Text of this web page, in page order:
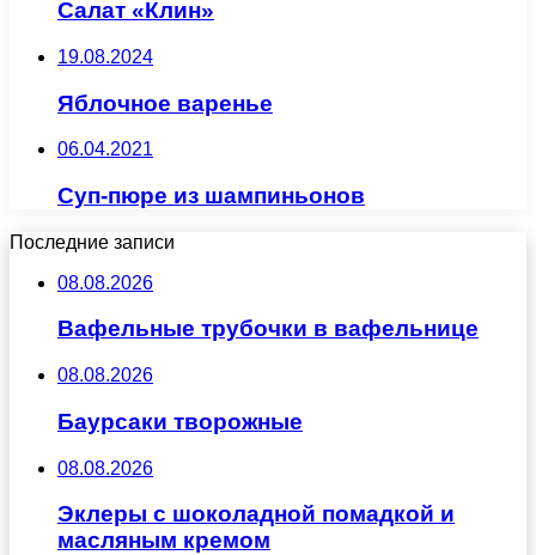
Салат «Клин»
19.08.2024
Яблочное варенье
06.04.2021
Суп-пюре из шампиньонов
Последние записи
08.08.2026
Вафельные трубочки в вафельнице
08.08.2026
Баурсаки творожные
08.08.2026
Эклеры с шоколадной помадкой и
масляным кремом